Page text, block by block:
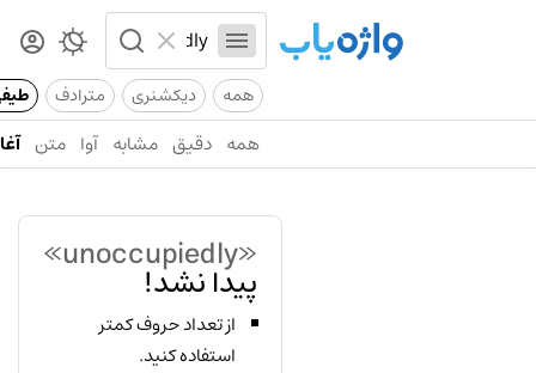
همه دیکشنری مترادف
همه دقیق مشابه آوا متن
«unoccupiedly»
پیدا نشد!
از تعداد حروف کمتر
استفاده کنید.